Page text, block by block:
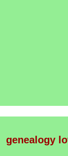
genealogy